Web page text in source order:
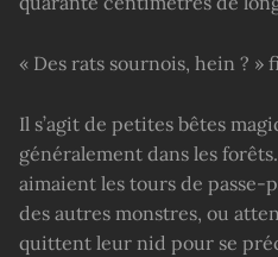
« Des rats sournois, hein ? »
Il s’agit de petites bêtes
généralement dans les
aimaient les tours de passe-
des autres monstres, ou
quittent leur nid pour se